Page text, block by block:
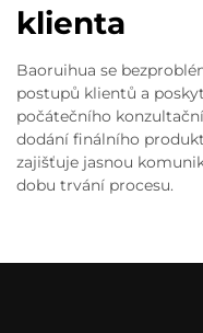
klienta
Baoruihua se
postupů klientů a
počátečního
dodání finálního
zajišťuje jasnou
dobu trvání procesu.